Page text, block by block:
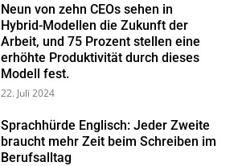
Neun von zehn CEOs sehen in
Hybrid-Modellen die Zukunft der
Arbeit, und 75 Prozent stellen eine
erhöhte Produktivität durch dieses
Modell fest.
22. Juli 2024
Sprachhürde Englisch: Jeder Zweite
braucht mehr Zeit beim Schreiben im
Berufsalltag